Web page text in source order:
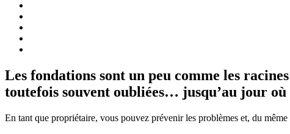
Les fondations sont un peu comme les
toutefois souvent oubliées… jusqu’au jour
En tant que propriétaire, vous pouvez prévenir les problèmes et, du